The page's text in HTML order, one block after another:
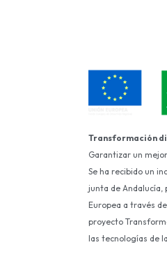
Transformación
Garantizar un
Se ha recibido un
junta de Andalucía,
Europea a través
proyecto
las tecnologías de